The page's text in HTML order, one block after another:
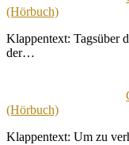
(Hörbuch)
Klappentext: Tagsüber
der…
(Hörbuch)
Klappentext: Um zu